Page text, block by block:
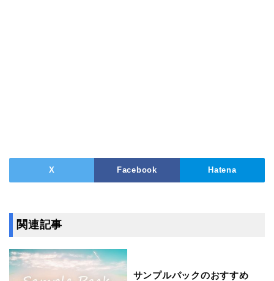
X Facebook Hatena
関連記事
サンプルパックのおすすめ